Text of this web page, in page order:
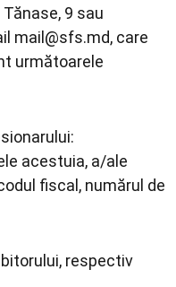
9 sau
mail@sfs.md, care
următoarele
acestuia, a/ale
fiscal, numărul de
respectiv